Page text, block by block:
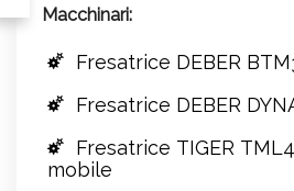
Macchinari:
Fresatrice DEBER
Fresatrice DEBER
Fresatrice TIGER
mobile